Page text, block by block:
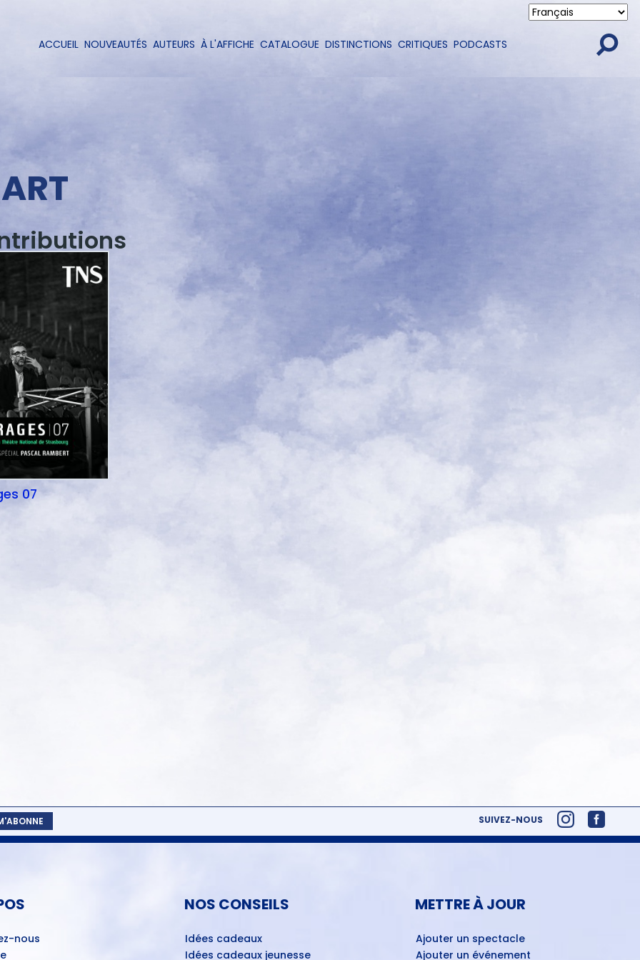
contenu
Navigation
ACCUEIL NOUVEAUTÉS AUTEURS À L'AFFICHE CATALOGUE DISTINCTIONS CRITIQUES PODCASTS
07
SUIVEZ-NOUS
nous
NOS CONSEILS
Idées cadeaux
Idées cadeaux jeunesse
METTRE À JOUR
Ajouter un spectacle
Ajouter un événement